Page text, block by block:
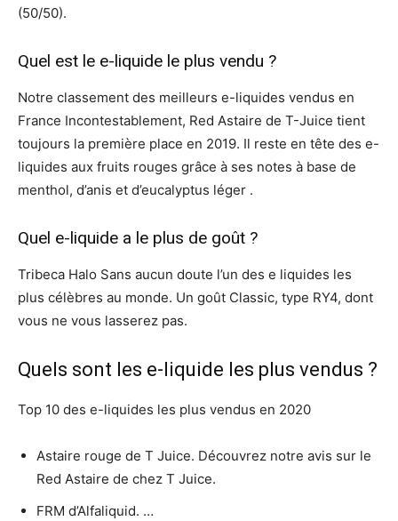
(50/50).
Quel est le e-liquide le plus vendu ?
Notre classement des meilleurs e-liquides vendus en
France Incontestablement, Red Astaire de T-Juice tient
toujours la première place en 2019. Il reste en tête des e-
liquides aux fruits rouges grâce à ses notes à base de
menthol, d’anis et d’eucalyptus léger .
Quel e-liquide a le plus de goût ?
Tribeca Halo Sans aucun doute l’un des e liquides les
plus célèbres au monde. Un goût Classic, type RY4, dont
vous ne vous lasserez pas.
Quels sont les e-liquide les plus vendus ?
Top 10 des e-liquides les plus vendus en 2020
Astaire rouge de T Juice. Découvrez notre avis sur le
Red Astaire de chez T Juice.
FRM d’Alfaliquid. …